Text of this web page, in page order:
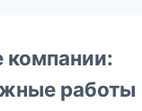
работы